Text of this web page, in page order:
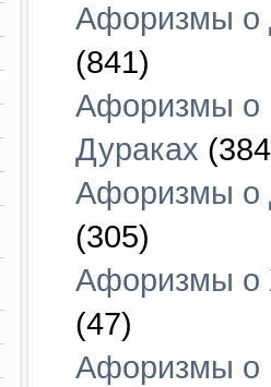
Афоризмы о
(841)
Афоризмы о
Дураках
Афоризмы о
(305)
Афоризмы
(47)
Афоризмы о